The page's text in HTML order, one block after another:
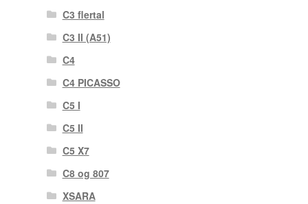
C3 flertal
C3 II (A51)
C4
C4 PICASSO
C5 I
C5 II
C5 X7
C8 og 807
XSARA